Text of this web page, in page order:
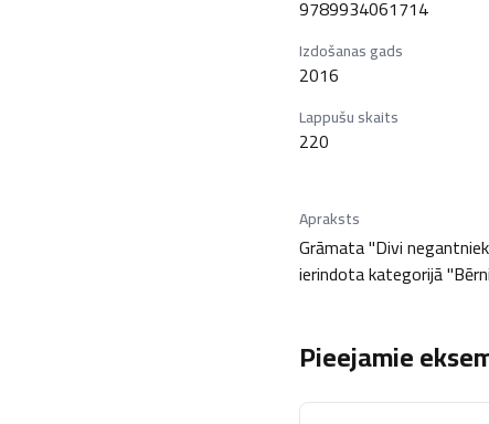
9789934061714
Izdošanas gads
2016
Lappušu skaits
220
Apraksts
Grāmata "Divi
ierindota kategorijā
Pieejamie